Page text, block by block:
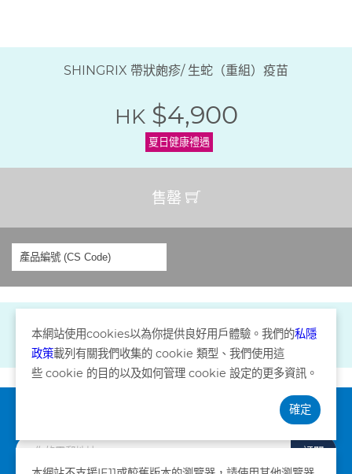
SHINGRIX 帶狀皰疹/ 生蛇（重組）疫苗
HK $4,900
夏日健康禮遇
售罄
訂閱
本網站使用cookies以為你提供良好用戶體驗。我們的私隱
政策載列有關我們收集的 cookie 類型、我們使用這
些 cookie 的目的以及如何管理 cookie 設定的更多資訊。
確定